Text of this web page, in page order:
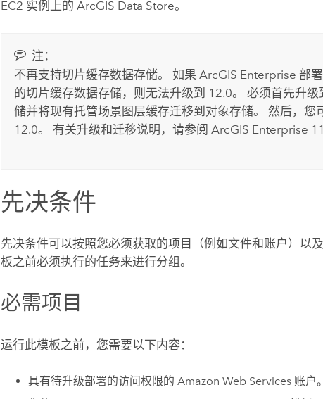
EC2 实例上的ArcGIS Data Store。
注：
不再支持切片缓存数据存储。 如果 ArcGIS Enterprise 部
的切片缓存数据存储，则无法升级到 12.0。 必须首先升
储并将现有托管场景图层缓存迁移到对象存储。 然后，您
12.0。 有关升级和迁移说明，请参阅 ArcGIS Enterprise
先决条件
先决条件可以按照您必须获取的项目（例如文件和账户）以
板之前必须执行的任务来进行分组。
必需项目
运行此模板之前，您需要以下内容：
具有待升级部署的访问权限的 Amazon Web Services账户。